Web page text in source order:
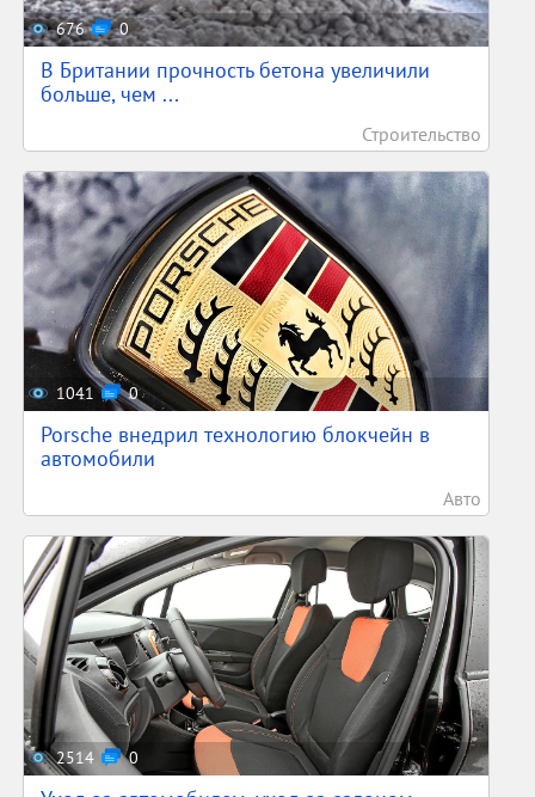
676 0
В Британии прочность бетона увеличили
больше, чем ...
Строительство
1041 0
Porsche внедрил технологию блокчейн в
автомобили
Авто
2514 0